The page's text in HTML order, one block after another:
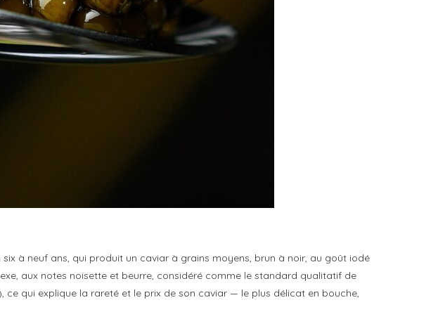
à neuf ans, qui produit un caviar à grains moyens, brun à noir, au goût iodé
aux notes noisette et beurre, considéré comme le standard qualitatif de
qui explique la rareté et le prix de son caviar — le plus délicat en bouche,